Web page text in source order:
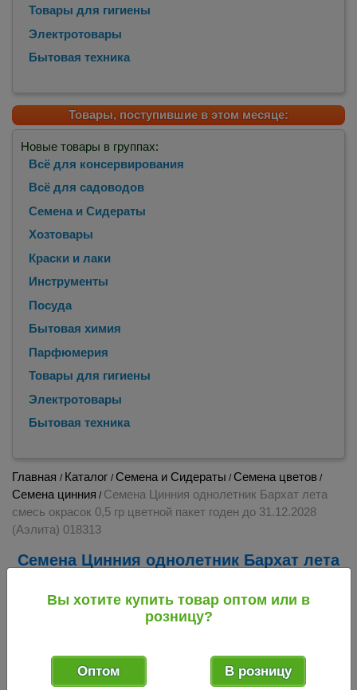
Товары для гигиены
Электротовары
Бытовая техника
Товары, поступившие в этом месяце:
Новые товары в группах:
Всё для консервирования
Всё для садоводов
Семена и Сидераты
Хозтовары
Краски и лаки
Инструменты
Посуда
Бытовая химия
Парфюмерия
Товары для гигиены
Электротовары
Бытовая техника
Главная / Каталог /Семена и Сидераты /Семена цветов /
Семена цинния / Семена Цинния однолетник Бархат лета
смесь окрасок 0,5 гр цветной пакет годен до 31.12.2028
(Аэлита) 018313
Семена Цинния однолетник Бархат лета
до 31.12.2028 (Аэлита) 018313
Вы хотите купить товар оптом или в
розницу?
Оптом В розницу